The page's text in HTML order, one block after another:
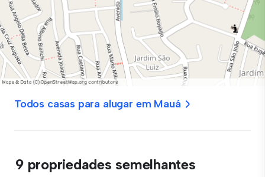
Todos casas para alugar em Mauá
9 propriedades semelhantes